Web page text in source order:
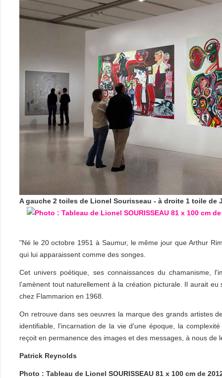
A gauche 2 toiles de Lionel Sourisseau - à droite 1 toile de
"Né le 20 octobre 1951 à Saumur, le même jour que Arthur
qui lui apparaissent comme des songes.
Cet univers poétique, ses connaissances du chamanisme,
l’amènent tout naturellement à la création picturale. Il aurait
chez Flammarion en 1968.
On retrouve dans ses oeuvres la marque des grands artistes
identifiable, l'incarnation de la vie d'une époque, la
reçoit en permanence des images et des messages, à nous de
Patrick Reynolds
Photo : Tableau de Lionel SOURISSEAU 81 x 100 cm de